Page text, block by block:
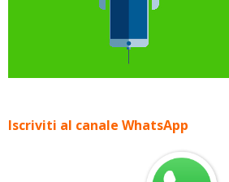
Iscriviti al canale WhatsApp